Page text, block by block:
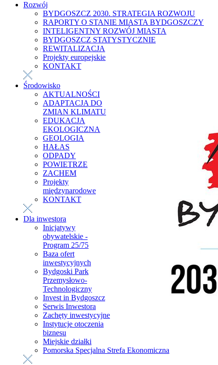
Rozwój
BYDGOSZCZ 2030. STRATEGIA ROZWOJU
RAPORTY O STANIE MIASTA BYDGOSZCZY
INTELIGENTNY ROZWÓJ MIASTA
BYDGOSZCZ STATYSTYCZNIE
REWITALIZACJA
Projekty europejskie
KONTAKT
Środowisko
AKTUALNOŚCI
ADAPTACJA DO
ZMIAN KLIMATU
EDUKACJA
EKOLOGICZNA
GEOLOGIA
HAŁAS
ODPADY
POWIETRZE
ZACHEM
Projekty
międzynarodowe
KONTAKT
Dla inwestora
Inicjatywy
obywatelskie -
Program 25/75
Baza ofert
inwestycyjnych
Bydgoski Park
Przemysłowo-
Technologiczny
Invest in Bydgoszcz
Serwis Inwestora
Zachęty inwestycyjne
Instytucje otoczenia
biznesu
Miejskie działki
Pomorska Specjalna Strefa Ekonomiczna